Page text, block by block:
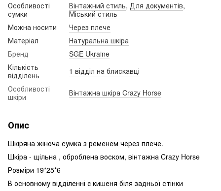
Особливості
сумки
Вінтажний стиль, Для документів,
Міський стиль
Можна носити
Через плече
Матеріал
Натуральна шкіра
Бренд
SGE Ukraine
Кількість
відділень
1 відділ на блискавці
Особливості
шкіри
Вінтажна шкіра Crazy Horse
Опис
Шкіряна жіноча сумка з ременем через плече.
Шкіра - щільна , оброблена воском, вінтажна Crazy Horse
Розміри 19*25*6
В основному відділенні є кишеня біля задньої стінки